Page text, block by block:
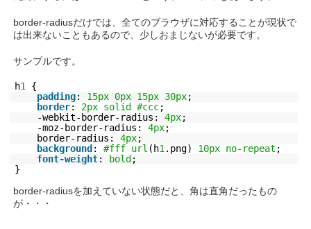
border-radiusだけでは、全てのブラウザに対応することが現状で
は出来ないこともあるので、少しおまじないが必要です。
サンプルです。
h1
{
padding: 15px 0px 15px 30px;
border: 2px solid #ccc;
-webkit-border-radius:4px;
-moz-border-radius:4px;
border-radius:4px;
background :#fff url (h1 .png) 10px no-repeat ;
font-weight: bold ;
}
border-radiusを加えていない状態だと、角は直角だったもの
が・・・